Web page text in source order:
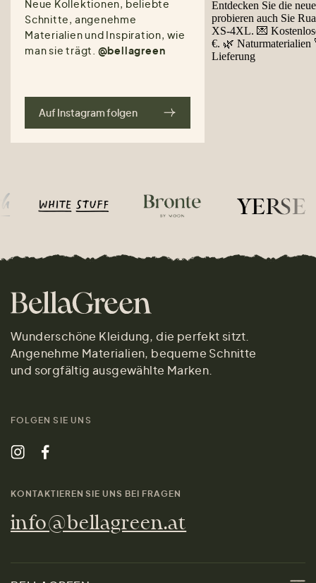
Neue Kollektionen, beliebte
Schnitte, angenehme
Materialien und Inspiration, wie
man sie trägt. @bellagreen
Auf Instagram folgen
Wunderschöne Kleidung, die perfekt sitzt.
Angenehme Materialien, bequeme Schnitte
und sorgfältig ausgewählte Marken.
FOLGEN SIE UNS
KONTAKTIEREN SIE UNS BEI FRAGEN
info@bellagreen.at